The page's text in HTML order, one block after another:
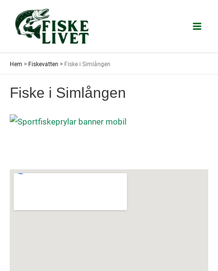
innehåll
Hem > Fiskevatten > Fiske i Simlången
Fiske i Simlången